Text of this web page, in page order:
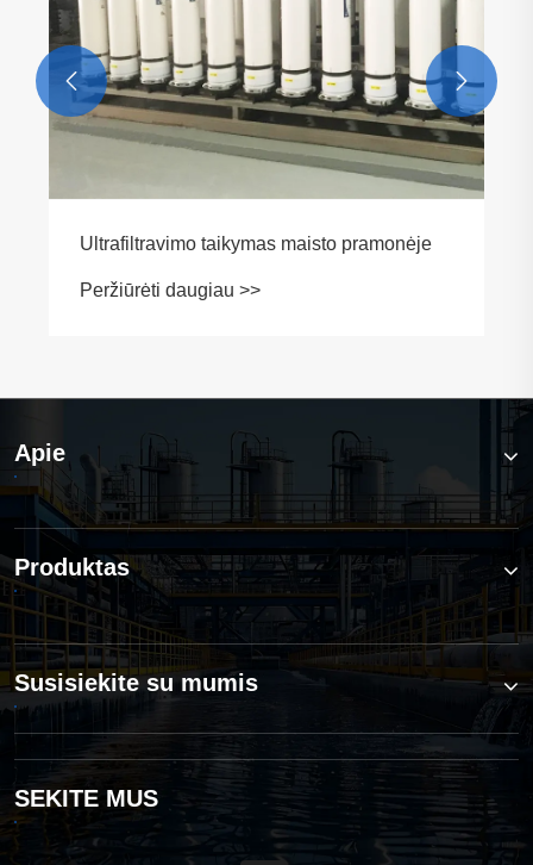
 
Apie
Produktas
Susisiekite su mumis
SEKITE MUS